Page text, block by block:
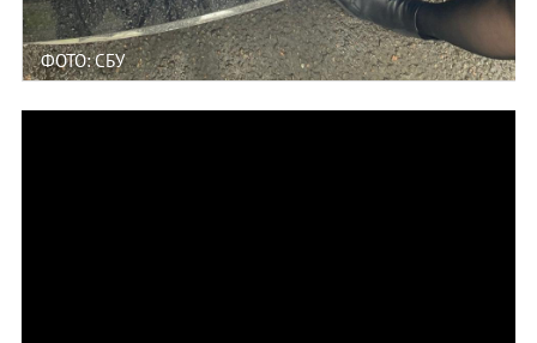
ФОТО: СБУ